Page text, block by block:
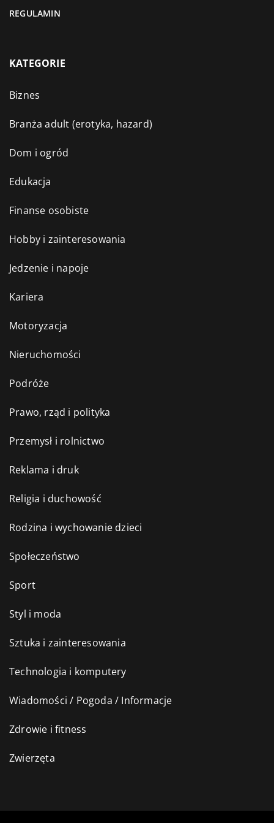
REGULAMIN
KATEGORIE
Biznes
Branża adult (erotyka, hazard)
Dom i ogród
Edukacja
Finanse osobiste
Hobby i zainteresowania
Jedzenie i napoje
Kariera
Motoryzacja
Nieruchomości
Podróże
Prawo, rząd i polityka
Przemysł i rolnictwo
Reklama i druk
Religia i duchowość
Rodzina i wychowanie dzieci
Społeczeństwo
Sport
Styl i moda
Sztuka i zainteresowania
Technologia i komputery
Wiadomości / Pogoda / Informacje
Zdrowie i fitness
Zwierzęta